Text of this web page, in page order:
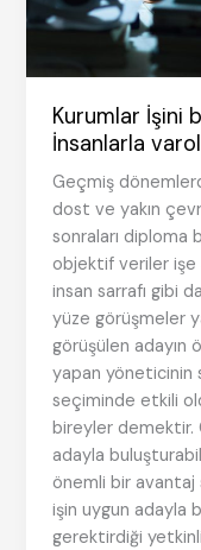
Kurumlar İşini
İnsanlarla
Geçmiş
dost ve yakın
sonraları diploma
objektif veriler işe
insan sarrafı gibi
yüze görüşmeler
görüşülen adayın
yapan yöneticinin
seçiminde etkili
bireyler demektir.
adayla
önemli bir avantaj
işin uygun adayla
gerektirdiği